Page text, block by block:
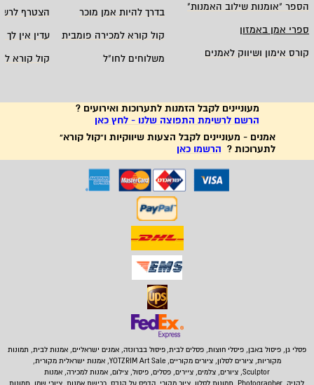
פסלי גן, פיסול באבן, פיסלי חוצות, פסלים לבית,פיסול בברונזה, אמנים ישראליים, אמנות לבית, תמונות
מקוריות, ציורים לסלון, ציורים מקוריים, YOTZRIM Art Sale, אמנות ישראלית מקורית,
Sculptor, ציורים, צלמים, ציירים, פסלים, פיסול, צילום, אמנות למכירה, אמנות
הספר "אומנות שילוב האמנות" בדרך להיות אמן מוכר
הצטרף
ספרי אמן באמזון
קול קורא למכירה פומבית
עדין אין לך
קורס אימון ושיווק לאמנים
משלוחים לחו"ל קול קורא
מעוניינים לקבל הזמנות לתערוכות ואירועים ?
הרשם לרשימת התפוצה שלנו - לחץ כאן
אמנים - מעוניינים לקבל הצעות שיווקיות ו"קול קורא"
לתערוכות ? הרשמו כאן